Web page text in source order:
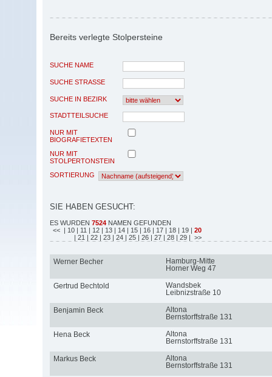
Bereits verlegte Stolpersteine
SUCHE NAME
SUCHE STRASSE
SUCHE IN BEZIRK
STADTTEILSUCHE
NUR MIT
BIOGRAFIETEXTEN
NUR MIT
STOLPERTONSTEIN
SORTIERUNG
SIE HABEN GESUCHT:
ES WURDEN 7524 NAMEN GEFUNDEN
<< | 10 | 11 | 12 | 13 | 14 | 15 | 16 | 17 | 18 | 19 | 20
| 21 | 22 | 23 | 24 | 25 | 26 | 27 | 28 | 29 | >>
Werner Becher
Hamburg-Mitte
Horner Weg 47
Gertrud Bechtold
Wandsbek
Leibnizstraße 10
Benjamin Beck
Altona
Bernstorffstraße 131
Hena Beck
Altona
Bernstorffstraße 131
Markus Beck
Altona
Bernstorffstraße 131